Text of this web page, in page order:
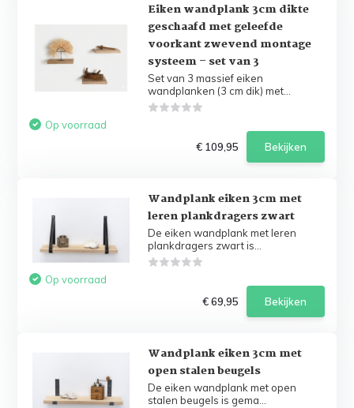
Eiken wandplank 3cm dikte
geschaafd met geleefde
voorkant zwevend montage
systeem – set van 3
Set van 3 massief eiken
wandplanken (3 cm dik) met...
Op voorraad
€ 109,95
Bekijken
Wandplank eiken 3cm met
leren plankdragers zwart
De eiken wandplank met leren
plankdragers zwart is...
Op voorraad
€ 69,95
Bekijken
Wandplank eiken 3cm met
open stalen beugels
De eiken wandplank met open
stalen beugels is gema...